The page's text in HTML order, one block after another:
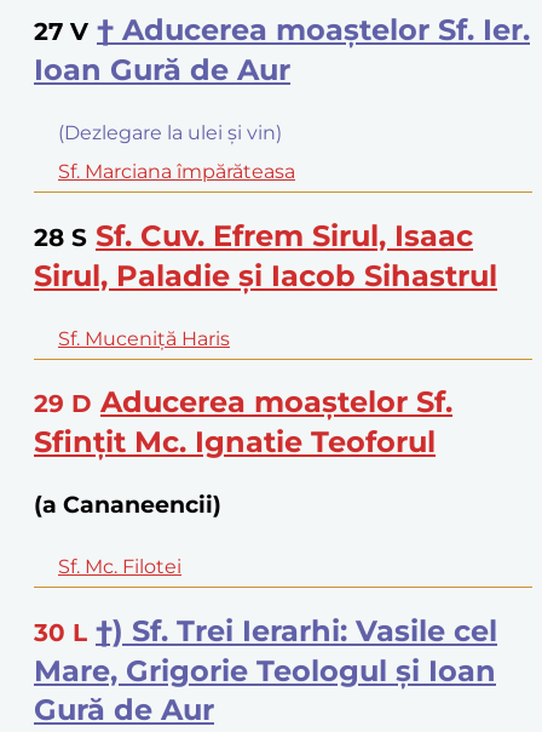
27 V † Aducerea moaştelor Sf. Ier.
Ioan Gură de Aur
(Dezlegare la ulei şi vin)
Sf. Marciana împărăteasa
28 S Sf. Cuv. Efrem Sirul, Isaac
Sirul, Paladie şi Iacob Sihastrul
Sf. Muceniţă Haris
29 D Aducerea moaştelor Sf.
Sfinţit Mc. Ignatie Teoforul
(a Cananeencii)
Sf. Mc. Filotei
30 L †) Sf. Trei Ierarhi: Vasile cel
Mare, Grigorie Teologul şi Ioan
Gură de Aur